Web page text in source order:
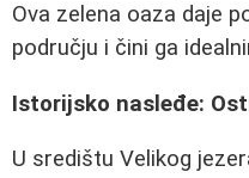
Ova zelena oaza daje
području i čini ga
Istorijsko nasleđe:
U središtu Velikog